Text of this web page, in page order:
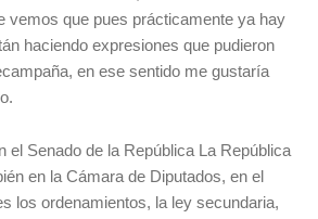
vemos que pues prácticamente ya hay
haciendo expresiones que pudieron
en ese sentido me gustaría
el Senado de la República La República
en la Cámara de Diputados, en el
los ordenamientos, la ley secundaria,